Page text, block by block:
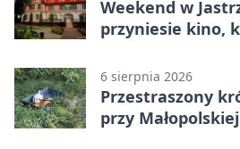
Weekend w
przyniesie kino,
6 sierpnia 2026
Przestraszony
przy